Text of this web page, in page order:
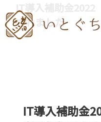
to
content
IT導入補助金2022
されました
IT導入補助金